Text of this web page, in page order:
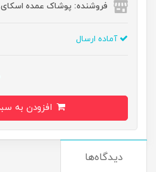
فروشنده: پوشاک عمده اسکای
آماده ارسال
دیدگاه‌ها